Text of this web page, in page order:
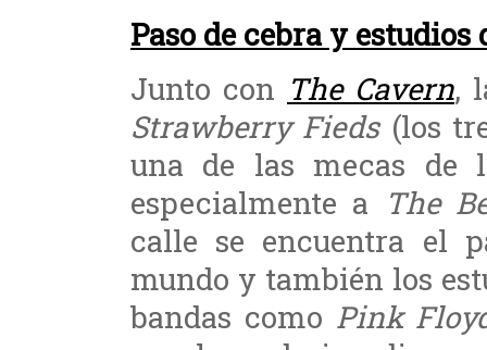
Paso de cebra y estudios
Junto con The Cavern,
Strawberry Fieds(los
una de las mecas de
especialmente a The
calle se encuentra el
mundo y también los
bandas como Pink